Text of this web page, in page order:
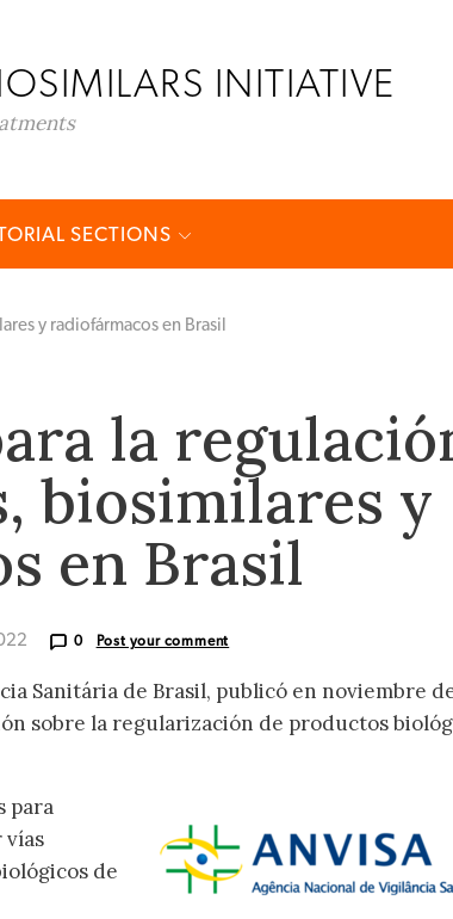
INITIATIVE
SECTIONS
y radiofármacos en Brasil
la
biosimilares y
en Brasil
0 Post your comment
Sanitária de Brasil, publicó en noviembre
sobre la regularización de productos
para
vías
de